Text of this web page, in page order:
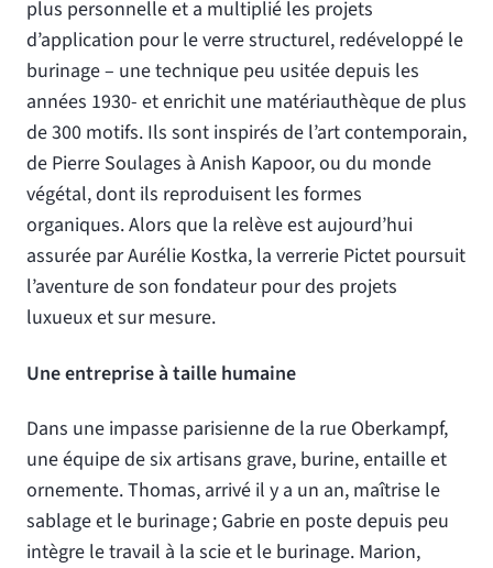
plus personnelle et a multiplié les projets
d’application pour le verre structurel, redéveloppé le
burinage – une technique peu usitée depuis les
années 1930- et enrichit une matériauthèque de plus
de 300 motifs. Ils sont inspirés de l’art contemporain,
de Pierre Soulages à Anish Kapoor, ou du monde
végétal, dont ils reproduisent les formes
organiques. Alors que la relève est aujourd’hui
assurée par Aurélie Kostka, la verrerie Pictet poursuit
l’aventure de son fondateur pour des projets
luxueux et sur mesure.
Une entreprise à taille humaine
Dans une impasse parisienne de la rue Oberkampf,
une équipe de six artisans grave, burine, entaille et
ornemente. Thomas, arrivé il y a un an, maîtrise le
sablage et le burinage ; Gabrie en poste depuis peu
intègre le travail à la scie et le burinage. Marion,